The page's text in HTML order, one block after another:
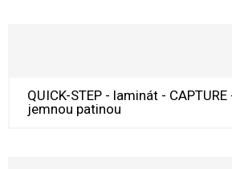
QUICK-STEP - laminát -
jemnou patinou